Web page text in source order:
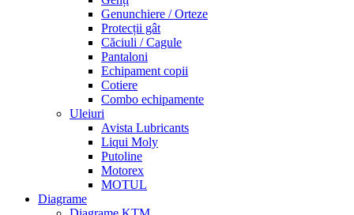
Genunchiere / Orteze
Protecții gât
Căciuli / Cagule
Pantaloni
Echipament copii
Cotiere
Combo echipamente
Uleiuri
Avista Lubricants
Liqui Moly
Putoline
Motorex
MOTUL
Diagrame